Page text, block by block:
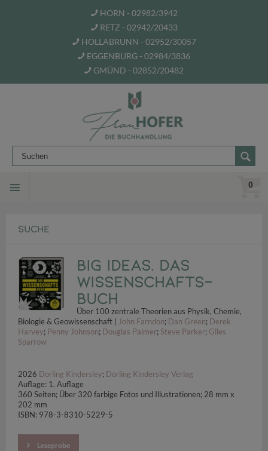
HORN - 02982/3942
RETZ - 02942/20433
HOLLABRUNN - 02952/30057
EGGENBURG - 02984/3836
GMÜND - 02852/20482
0
SUCHE
Big Ideas. Das
Wissenschafts-
Buch
Über 100 zentrale Theorien aus Physik, Chemie,
Biologie & Geowissenschaft | John Farndon; Dan Green; Derek
Harvey; Penny Johnson; Douglas Palmer; Steve Parker; Giles
Sparrow
2026 Dorling Kindersley; Dorling Kindersley Verlag
Auflage: 1. Auflage
360 Seiten; Über 320 farbige Fotos und Illustrationen; 28 mm x
202 mm
ISBN: 978-3-8310-5229-5
Leseprobe